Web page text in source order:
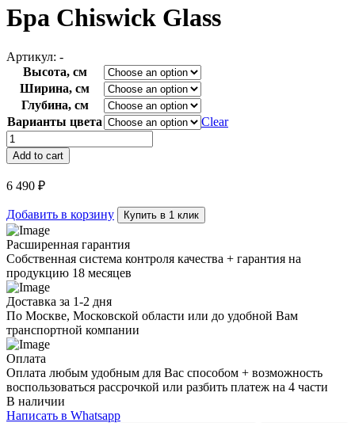
Бра Chiswick Glass
Артикул: -
Высота, см
Ширина, см
Глубина, см
Варианты цвета
Clear
Бра
Chiswick
Glass
quantity
Add to cart
6 490 ₽
Добавить в корзину Купить в 1 клик
Расширенная гарантия
Собственная система контроля качества + гарантия на
продукцию 18 месяцев
Доставка за 1-2 дня
По Москве, Московской области или до удобной Вам
транспортной компании
Оплата
Оплата любым удобным для Вас способом + возможность
воспользоваться рассрочкой или разбить платеж на 4 части
В наличии
Написать в Whatsapp